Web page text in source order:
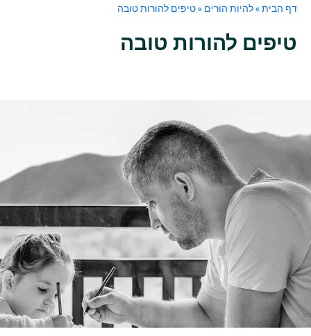
דף הבית»להיות הורים»טיפים להורות טובה
טיפים להורות טובה